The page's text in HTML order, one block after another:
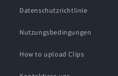
Datenschutzrichtlinie
Nutzungsbedingungen
How to upload Clips